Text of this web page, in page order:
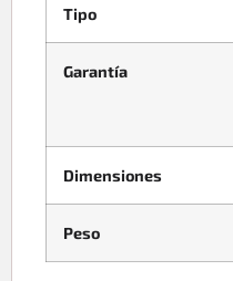
Tipo
Garantía
Dimensiones
Peso